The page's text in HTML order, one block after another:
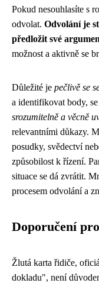
Pokud nesouhlasíte s
odvolat. Odvolání je
předložit své
možnost a aktivně se
Důležité je pečlivě se
a identifikovat body,
srozumitelně a věcně
relevantními důkazy.
posudky, svědectví
způsobilost k řízení.
situace se dá zvrátit.
procesem odvolání a
Doporučení
Žlutá karta řidiče,
dokladu", není